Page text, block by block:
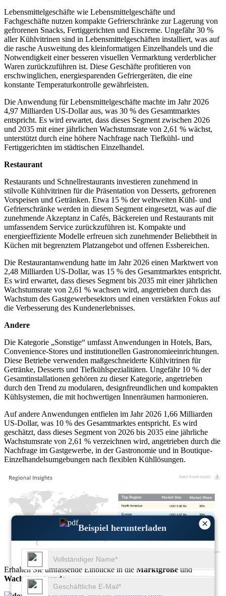
×
Beispiel herunterladen
Lebensmittelgeschäfte wie Lebensmittelgeschäfte und
Fachgeschäfte nutzen kompakte Gefrierschränke zur Lagerung von
gefrorenen Snacks, Fertiggerichten und Eiscreme. Ungefähr 30 %
aller Kühlvitrinen sind in Lebensmittelgeschäften installiert, was auf
die rasche Ausweitung des kleinformatigen Einzelhandels und die
Notwendigkeit einer besseren visuellen Vermarktung verderblicher
Waren zurückzuführen ist. Diese Geschäfte profitieren von
erschwinglichen, energiesparenden Gefriergeräten, die eine
konstante Temperaturkontrolle gewährleisten.
Die Anwendung für Lebensmittelgeschäfte machte im Jahr 2026
4,97 Milliarden US-Dollar aus, was 30 % des Gesamtmarktes
entspricht. Es wird erwartet, dass dieses Segment zwischen 2026
und 2035 mit einer jährlichen Wachstumsrate von 2,61 % wächst,
unterstützt durch eine höhere Nachfrage nach Tiefkühl- und
Fertiggerichten im städtischen Einzelhandel.
Restaurant
Restaurants und Schnellrestaurants investieren zunehmend in
stilvolle Kühlvitrinen für die Präsentation von Desserts, gefrorenen
Vorspeisen und Getränken. Etwa 15 % der weltweiten Kühl- und
Gefrierschränke werden in diesem Segment eingesetzt, was auf die
zunehmende Akzeptanz in Cafés, Bäckereien und Restaurants mit
umfassendem Service zurückzuführen ist. Kompakte und
energieeffiziente Modelle erfreuen sich zunehmender Beliebtheit in
Küchen mit begrenztem Platzangebot und offenen Essbereichen.
Die Restaurantanwendung hatte im Jahr 2026 einen Marktwert von
2,48 Milliarden US-Dollar, was 15 % des Gesamtmarktes entspricht.
Es wird erwartet, dass dieses Segment bis 2035 mit einer jährlichen
Wachstumsrate von 2,61 % wachsen wird, angetrieben durch das
Wachstum des Gastgewerbesektors und einen verstärkten Fokus auf
die Verbesserung des Kundenerlebnisses.
Andere
Die Kategorie „Sonstige“ umfasst Anwendungen in Hotels, Bars,
Convenience-Stores und institutionellen Gastronomieeinrichtungen.
Diese Betriebe verwenden maßgeschneiderte Kühlvitrinen für
Getränke, Desserts und Tiefkühlspezialitäten. Ungefähr 10 % der
Gesamtinstallationen gehören zu dieser Kategorie, angetrieben
durch den Trend zu modularen, designfreundlichen und kompakten
Kühlsystemen, die mit hochwertigen Innenräumen harmonieren.
Auf andere Anwendungen entfielen im Jahr 2026 1,66 Milliarden
US-Dollar, was 10 % des Gesamtmarktes entspricht. Es wird
geschätzt, dass dieses Segment von 2026 bis 2035 eine jährliche
Wachstumsrate von 2,61 % verzeichnen wird, angetrieben durch die
Nachfrage im Gastgewerbe, in der Gastronomie und in Boutique-
Einzelhandelsumgebungen nach flexiblen Kühllösungen.
25%
30%
USD 4.97 Bn
35%
USD 5.80 Bn
Erhalten Sie umfassende Einblicke in dieMarktgrößeund
Wachstumstrends